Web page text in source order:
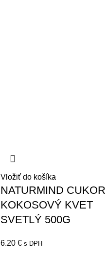
Vložiť do košíka
NATURMIND CUKOR
KOKOSOVÝ KVET
SVETLÝ 500G
6.20 € s DPH